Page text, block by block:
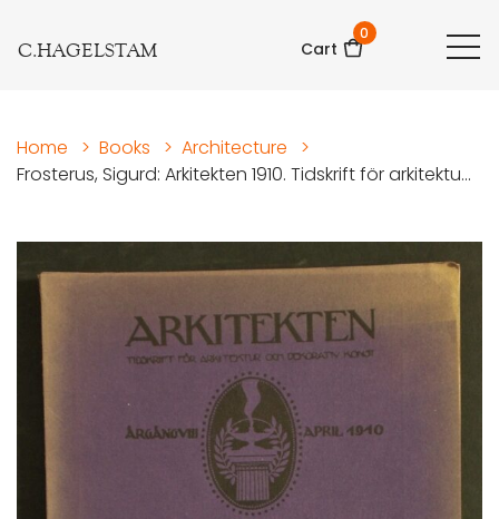
C.HAGELSTAM Cart
0
Home > Books > Architecture
>
Frosterus, Sigurd: Arkitekten 1910. Tidskrift för arkitektu...